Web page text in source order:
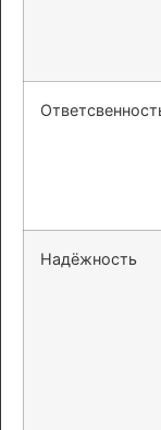
Надёжность